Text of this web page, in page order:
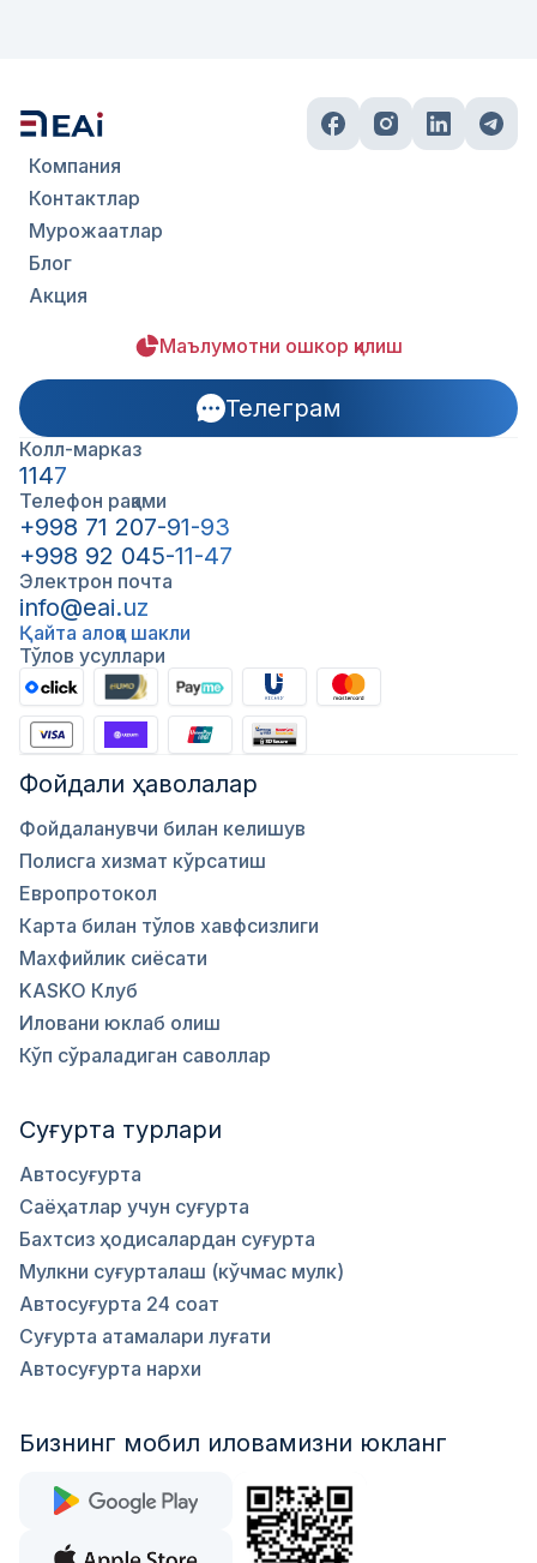
Компания
Контактлар
Мурожаатлар
Блог
Акция
Маълумотни ошкор қилиш
Телеграм
Колл-марказ
1147
Телефон рақами
+998 71 207-91-93
+998 92 045-11-47
Электрон почта
info@eai.uz
Қайта алоқа шакли
Тўлов усуллари
Фойдали ҳаволалар
Фойдаланувчи билан келишув
Полисга хизмат кўрсатиш
Европротокол
Карта билан тўлов хавфсизлиги
Махфийлик сиёсати
KASKO Клуб
Иловани юклаб олиш
Кўп сўраладиган саволлар
Суғурта турлари
Автосуғурта
Саёҳатлар учун суғурта
Бахтсиз ҳодисалардан суғурта
Мулкни суғурталаш (кўчмас мулк)
Автосуғурта 24 соат
Суғурта атамалари луғати
Автосуғурта нархи
Бизнинг мобил иловамизни юкланг